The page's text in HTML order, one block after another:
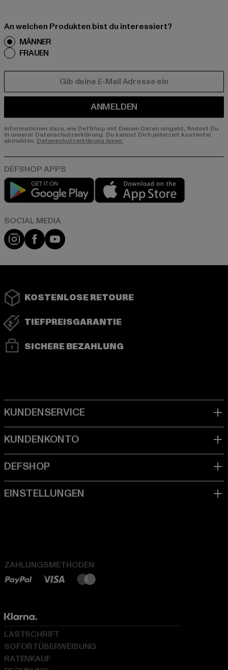
An welchen Produkten bist du interessiert?
MÄNNER
FRAUEN
ANMELDEN
Informationen dazu, wie DefShop mit Deinen Daten umgeht, findest Du
in unserer Datenschutzerklärung. Du kannst Dich jederzeit kostenfei
abmelden. Datenschutzerklärung lesen.
Play market
Instagram
FacebookYouTube
KOSTENLOSE RETOURE
TIEFPREISGARANTIE
SICHERE BEZAHLUNG
ZAHLUNGSMETHODEN
LASTSCHRIFT
SOFORTÜBERWEISUNG
RATENKAUF